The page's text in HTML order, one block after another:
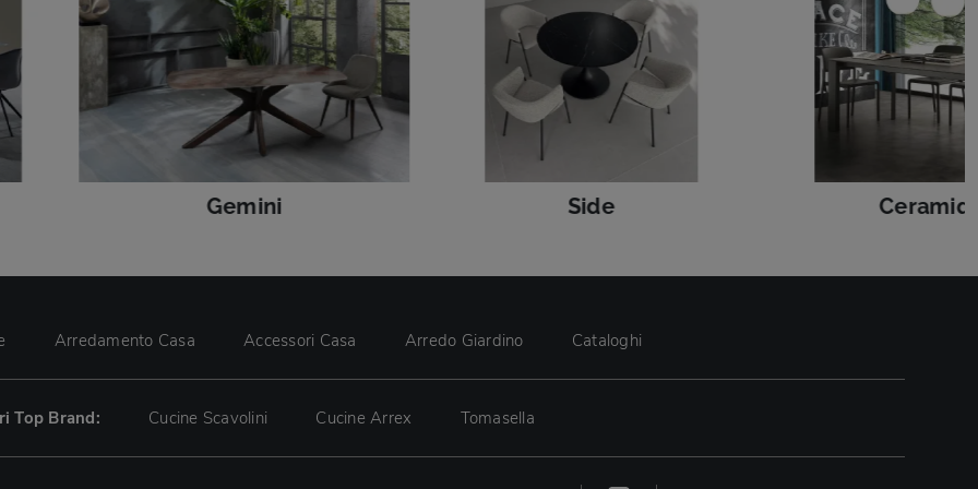
Gemini Side
Arredamento Casa Accessori Casa Arredo Giardino Cataloghi
Top Brand: Cucine Scavolini Cucine Arrex Tomasella